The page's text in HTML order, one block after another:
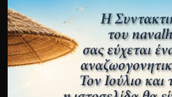
ΕΛΛΗΝΙΚΉ ΙΣΤΟΡΊΑ